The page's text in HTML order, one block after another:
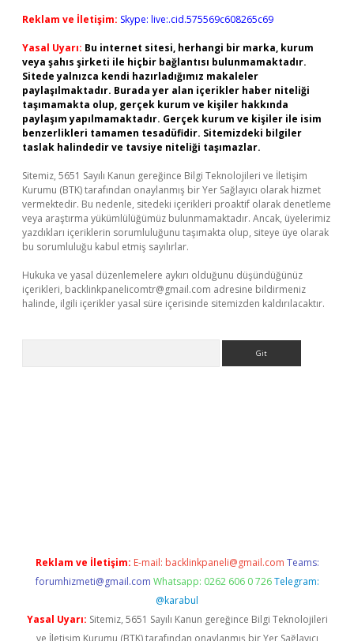
Reklam ve İletişim: Skype: live:.cid.575569c608265c69
Yasal Uyarı: Bu internet sitesi, herhangi bir marka, kurum
veya şahıs şirketi ile hiçbir bağlantısı bulunmamaktadır.
Sitede yalnızca kendi hazırladığımız makaleler
paylaşılmaktadır. Burada yer alan içerikler haber niteliği
taşımamakta olup, gerçek kurum ve kişiler hakkında
paylaşım yapılmamaktadır. Gerçek kurum ve kişiler ile isim
benzerlikleri tamamen tesadüfidir. Sitemizdeki bilgiler
taslak halindedir ve tavsiye niteliği taşımazlar.
Sitemiz, 5651 Sayılı Kanun gereğince Bilgi Teknolojileri ve İletişim
Kurumu (BTK) tarafından onaylanmış bir Yer Sağlayıcı olarak hizmet
vermektedir. Bu nedenle, sitedeki içerikleri proaktif olarak denetleme
veya araştırma yükümlülüğümüz bulunmamaktadır. Ancak, üyelerimiz
yazdıkları içeriklerin sorumluluğunu taşımakta olup, siteye üye olarak
bu sorumluluğu kabul etmiş sayılırlar.
Hukuka ve yasal düzenlemelere aykırı olduğunu düşündüğünüz
içerikleri, backlinkpanelicomtr@gmail.com adresine bildirmeniz
halinde, ilgili içerikler yasal süre içerisinde sitemizden kaldırılacaktır.
Reklam ve İletişim: E-mail: backlinkpaneli@gmail.com Teams:
forumhizmeti@gmail.com Whatsapp: 0262 606 0 726 Telegram:
@karabul
Yasal Uyarı: Sitemiz, 5651 Sayılı Kanun gereğince Bilgi Teknolojileri
ve İletişim Kurumu (BTK) tarafından onaylanmış bir Yer Sağlayıcı